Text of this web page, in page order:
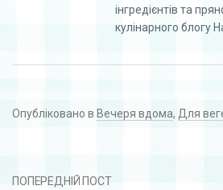
інгредієнтів та
кулінарного блогу
Опубліковано в Вечеря вдома, Для
ПОПЕРЕДНІЙ ПОСТ